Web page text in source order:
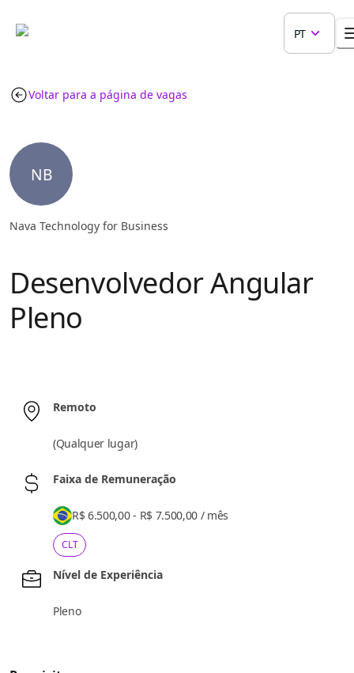
PT
Voltar para a página de vagas
NB
Nava Technology for Business
Desenvolvedor Angular
Pleno
Remoto
(Qualquer lugar)
Faixa de Remuneração
R$ 6.500,00 - R$ 7.500,00 / mês
CLT
Nível de Experiência
Pleno